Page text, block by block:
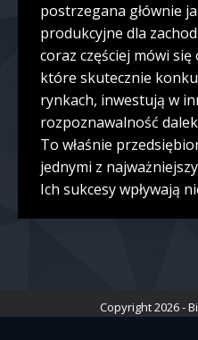
postrzegana głównie
produkcyjne dla
coraz częściej mówi
które skutecznie
rynkach, inwestują w
rozpoznawalność
To właśnie
jednymi z
Ich sukcesy wpływają
Copyright 2026 -